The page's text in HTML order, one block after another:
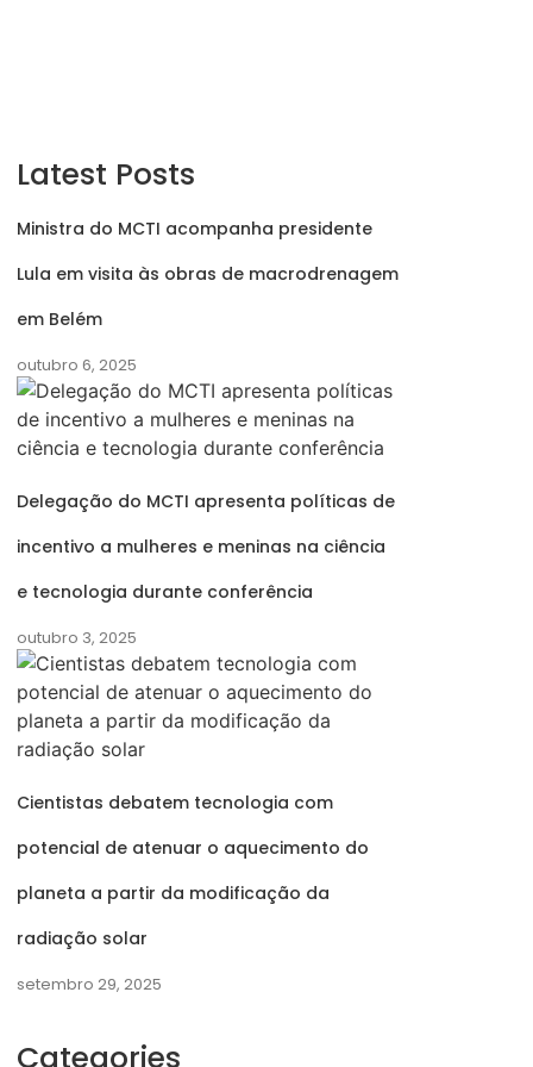
Latest Posts
Ministra do MCTI acompanha presidente
Lula em visita às obras de macrodrenagem
em Belém
outubro 6, 2025
Delegação do MCTI apresenta políticas de
incentivo a mulheres e meninas na ciência
e tecnologia durante conferência
outubro 3, 2025
Cientistas debatem tecnologia com
potencial de atenuar o aquecimento do
planeta a partir da modificação da
radiação solar
setembro 29, 2025
Categories